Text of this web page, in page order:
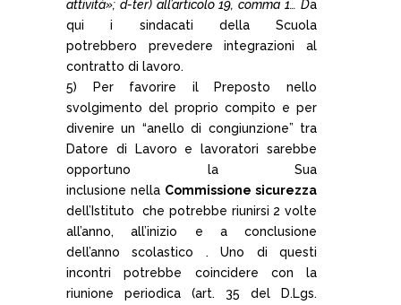
attività»; d-ter) all’articolo 19, comma 1… Da
qui i sindacati della Scuola
potrebbero prevedere integrazioni al
contratto di lavoro.
5) Per favorire il Preposto nello
svolgimento del proprio compito e per
divenire un “anello di congiunzione” tra
Datore di Lavoro e lavoratori sarebbe
opportuno la Sua
inclusione nella Commissione sicurezza
dell’Istituto che potrebbe riunirsi 2 volte
all’anno, all’inizio e a conclusione
dell’anno scolastico . Uno di questi
incontri potrebbe coincidere con la
riunione periodica (art. 35 del D.Lgs.